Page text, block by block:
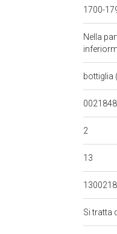
1700-
Nella
bottiglia
2
13
Si tratta